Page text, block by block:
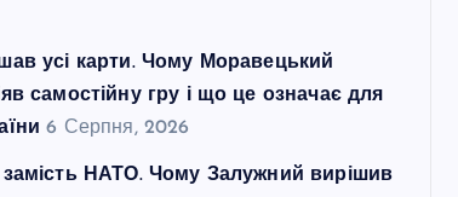
усі карти. Чому Моравецький
самостійну гру і що це означає для
6 Серпня, 2026
замість НАТО. Чому Залужний вирішив